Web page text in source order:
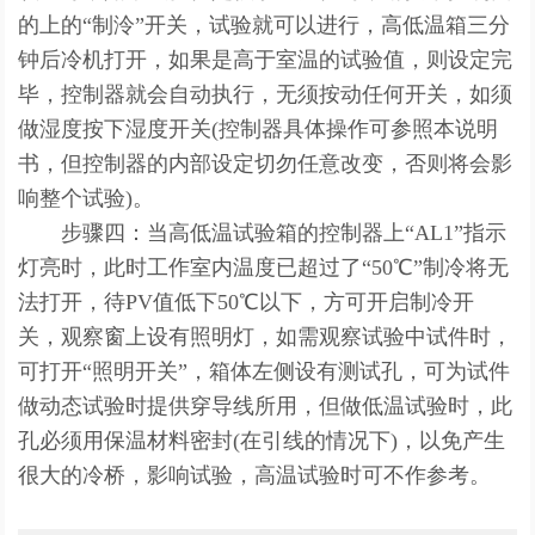
的上的“制泠”开关，试验就可以进行，高低温箱三分
钟后冷机打开，如果是高于室温的试验值，则设定完
毕，控制器就会自动执行，无须按动任何开关，如须
做湿度按下湿度开关(控制器具体操作可参照本说明
书，但控制器的内部设定切勿任意改变，否则将会影
响整个试验)。
步骤四：当高低温试验箱的控制器上“AL1”指示
灯亮时，此时工作室内温度已超过了“50℃”制冷将无
法打开，待PV值低下50℃以下，方可开启制冷开
关，观察窗上设有照明灯，如需观察试验中试件时，
可打开“照明开关”，箱体左侧设有测试孔，可为试件
做动态试验时提供穿导线所用，但做低温试验时，此
孔必须用保温材料密封(在引线的情况下)，以免产生
很大的冷桥，影响试验，高温试验时可不作参考。